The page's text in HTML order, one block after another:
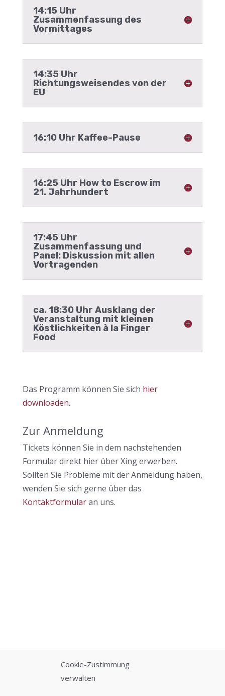
Cookie-Zustimmung
verwalten
14:15 Uhr
Zusammenfassung des
Vormittages
14:35 Uhr
Richtungsweisendes von der
EU
16:10 Uhr Kaffee-Pause
16:25 Uhr How to Escrow im
21. Jahrhundert
17:45 Uhr
Zusammenfassung und
Panel: Diskussion mit allen
Vortragenden
ca. 18:30 Uhr Ausklang der
Veranstaltung mit kleinen
Köstlichkeiten à la Finger
Food
Das Programm können Sie sich hier
downloaden.
Zur Anmeldung
Tickets können Sie in dem nachstehenden
Formular direkt hier über Xing erwerben.
Sollten Sie Probleme mit der Anmeldung haben,
wenden Sie sich gerne über das
Kontaktformularan uns.